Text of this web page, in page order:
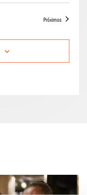
Próximoseventos